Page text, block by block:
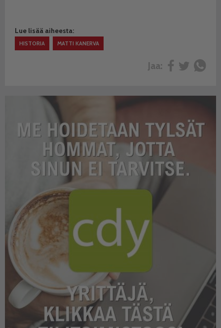
Lue lisää aiheesta:
HISTORIA MATTI KANERVA
Jaa: